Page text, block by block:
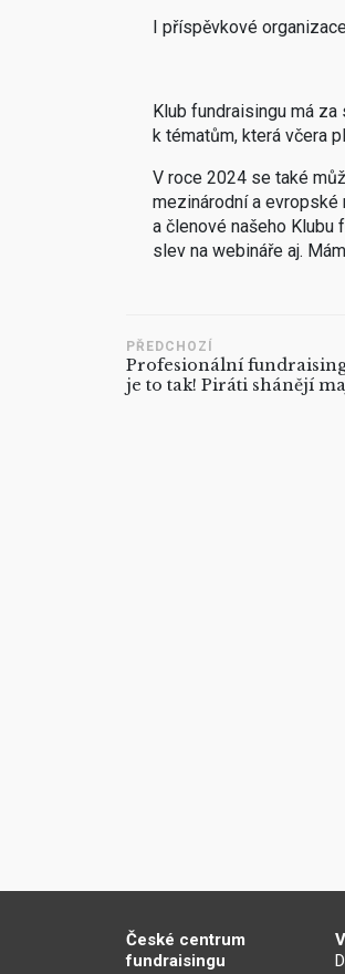
I příspěvkové
Klub fundraisingu má
k tématům, která včera
V roce 2024 se také
mezinárodní a evropské
a členové našeho Klubu
slev na webináře aj.
PŘEDCHOZÍ
Profesionální fundraising
je to tak! Piráti shánějí
České centrum
fundraisingu